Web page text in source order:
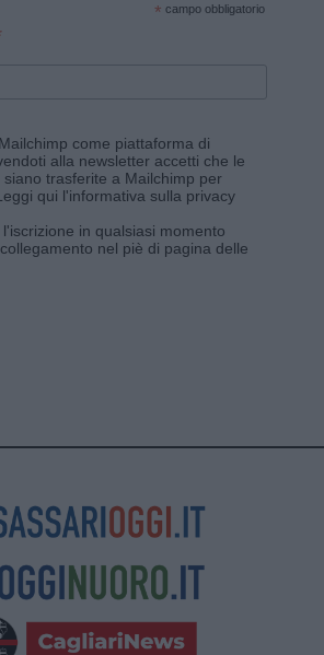
* campo obbligatorio
come piattaforma di
alla newsletter accetti che le
trasferite a Mailchimp per
qui l'informativa sulla privacy
in qualsiasi momento
nel piè di pagina delle